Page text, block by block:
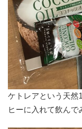
ケトレアという天然
ヒーに入れて飲んで